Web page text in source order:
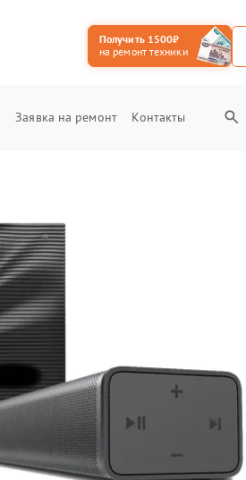
Получить 1500₽
на ремонт техники
Заявка на ремонт Контакты